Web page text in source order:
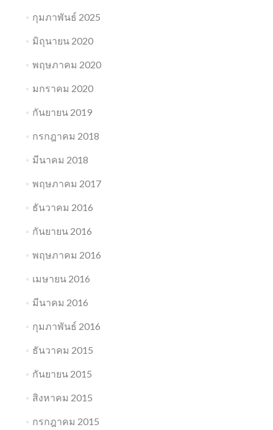
กุมภาพันธ์ 2025
มิถุนายน 2020
พฤษภาคม 2020
มกราคม 2020
กันยายน 2019
กรกฎาคม 2018
มีนาคม 2018
พฤษภาคม 2017
ธันวาคม 2016
กันยายน 2016
พฤษภาคม 2016
เมษายน 2016
มีนาคม 2016
กุมภาพันธ์ 2016
ธันวาคม 2015
กันยายน 2015
สิงหาคม 2015
กรกฎาคม 2015